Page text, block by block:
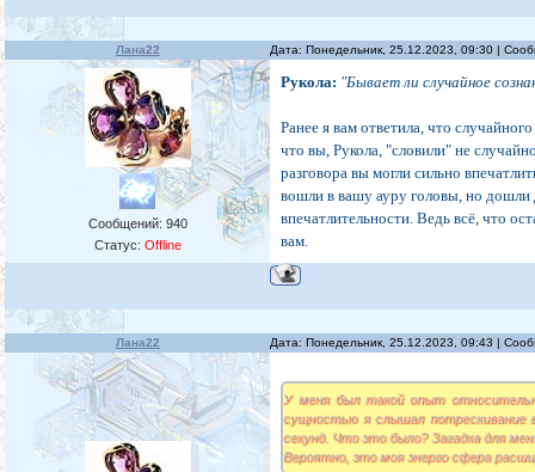
Лана22 Дата: Понедельник, 25.12.2023, 09:30 |
Сообщений: 940
Статус: Offline
Рукола: "Бывает ли случайное
Ранее я вам ответила, что
что вы, Рукола, "словили" не
разговора вы могли сильно
вошли в вашу ауру головы, но дошли
впечатлительности. Ведь всё, что
вам.
Лана22 Дата: Понедельник, 25.12.2023, 09:43 |
У меня был такой опыт
сущностью я слышал потрескивание
секунд. Что это было? Загадка для
Вероятно, это моя энерго сфера